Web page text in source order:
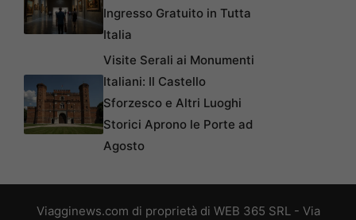
Ingresso Gratuito in Tutta
Italia
Visite Serali ai Monumenti
Italiani: Il Castello
Sforzesco e Altri Luoghi
Storici Aprono le Porte ad
Agosto
Viagginews.com di proprietà di WEB 365 SRL - Via